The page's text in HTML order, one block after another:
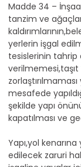
Madde 34 –
tanzim ve
yerlerin işgal
tesislerinin tahrip
verilmemesi,taşıt
mesafede
şekilde yapı
kapatılması ve
Yapı,yol
edilecek zaruri